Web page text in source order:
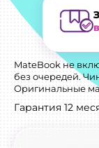
MateBook не
без очередей.
Оригинальные
Гарантия 12